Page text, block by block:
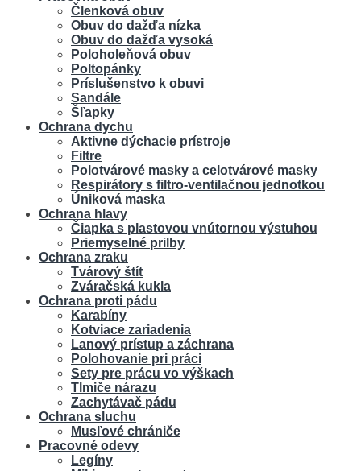
Členková obuv
Obuv do dažďa nízka
Obuv do dažďa vysoká
Poloholeňová obuv
Poltopánky
Príslušenstvo k obuvi
Sandále
Šľapky
Ochrana dychu
Aktivne dýchacie prístroje
Filtre
Polotvárové masky a celotvárové masky
Respirátory s filtro-ventilačnou jednotkou
Úniková maska
Ochrana hlavy
Čiapka s plastovou vnútornou výstuhou
Priemyselné prilby
Ochrana zraku
Tvárový štít
Zváračská kukla
Ochrana proti pádu
Karabíny
Kotviace zariadenia
Lanový prístup a záchrana
Polohovanie pri práci
Sety pre prácu vo výškach
Tlmiče nárazu
Zachytávač pádu
Ochrana sluchu
Musľové chrániče
Pracovné odevy
Legíny